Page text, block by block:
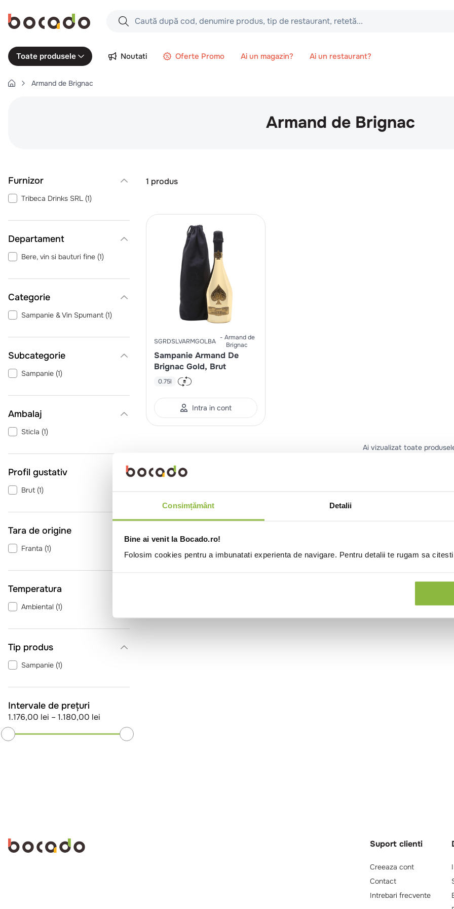
Consimțământ Detalii
Bine ai venit la Bocado.ro!
Folosim cookies pentru a imbunatati experienta de navigare. Pentru detalii te rugam sa
Caută după cod, denumire produs, tip de restaurant, retetă...
Căutări populare
10.pizza
Toate produsele Noutati Oferte Promo Ai un magazin? Ai un restaurant?
Armand de Brignac
Armand de Brignac
Tribeca Drinks SRL (1)
Departament
Bere, vin si bauturi fine (1)
Categorie
Sampanie & Vin Spumant (1)
Sampanie (1)
Ambalaj
Sticla (1)
Profil gustativ
Brut (1)
Tara de origine
Franta (1)
Temperatura
Ambiental (1)
Tip produs
Sampanie (1)
Intervale de prețuri
1.176,00 lei – 1.180,00 lei
1 produs
SGRDSLVARMGOLBA
Armand de
Brignac
Sampanie Armand De
Brignac Gold, Brut
0.75l
Intra in cont
Ai vizualizat toate
Suport clienti
Creeaza cont
Contact
Intrebari frecvente